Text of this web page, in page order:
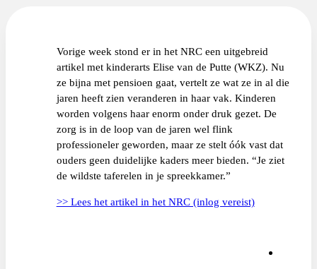
Vorige week stond er in het NRC een uitgebreid
artikel met kinderarts Elise van de Putte (WKZ). Nu
ze bijna met pensioen gaat, vertelt ze wat ze in al die
jaren heeft zien veranderen in haar vak. Kinderen
worden volgens haar enorm onder druk gezet. De
zorg is in de loop van de jaren wel flink
professioneler geworden, maar ze stelt óók vast dat
ouders geen duidelijke kaders meer bieden. “Je ziet
de wildste taferelen in je spreekkamer.”
>> Lees het artikel in het NRC (inlog vereist)